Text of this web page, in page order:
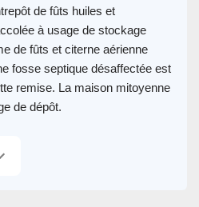
de fûts huiles et
à usage de stockage
de fûts et citerne aérienne
fosse septique désaffectée est
remise. La maison mitoyenne
de dépôt.